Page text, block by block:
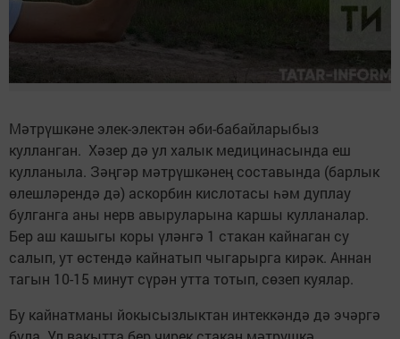
Мәтрүшкәне элек-электән әби-бабайларыбыз
кулланган. Хәзер дә ул халык медицинасында еш
кулланыла. Зәңгәр мәтрүшкәнең составында (барлык
өлешләрендә дә) аскорбин кислотасы һәм дуплау
булганга аны нерв авыруларына каршы кулланалар.
Бер аш кашыгы коры үләнгә 1 стакан кайнаган су
салып, ут өстендә кайнатып чыгарырга кирәк. Аннан
тагын 10-15 минут сүрән утта тотып, сөзеп куялар.
Бу кайнатманы йокысызлыктан интеккәндә дә эчәргә